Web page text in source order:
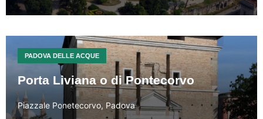
PADOVA DELLE ACQUE
Porta Liviana o di Pontecorvo
Piazzale Ponetecorvo, Padova